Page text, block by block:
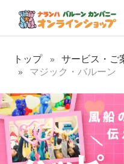
トップ サービス・ご
マジック・バルーン